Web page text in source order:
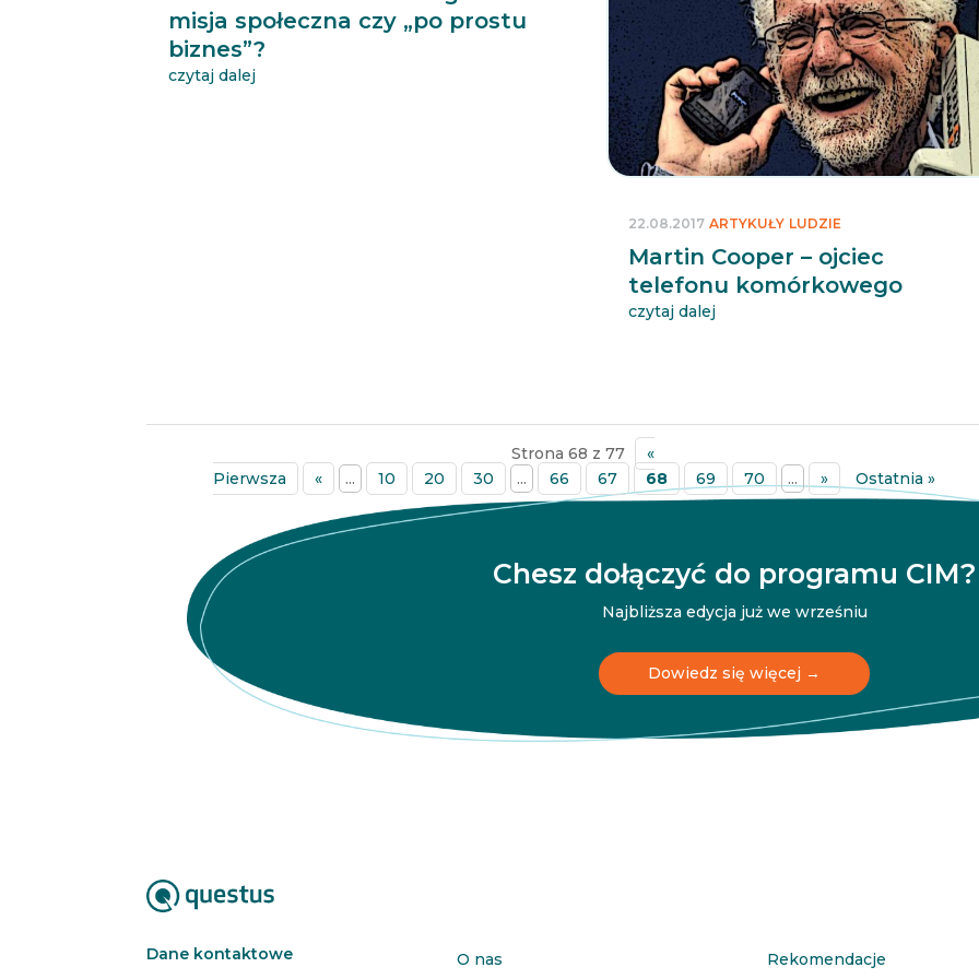
misja społeczna czy „po prostu
biznes”?
czytaj dalej
Martin Cooper – ojciec
telefonu komórkowego
22.08.2017 ARTYKUŁY LUDZIE
czytaj dalej
Strona 68 z 77
«
Pierwsza
« ... 10 20 30 ... 66 67 68 69 70 ... » Ostatnia »
Chesz dołączyć do programu CIM?
Najbliższa edycja już we wrześniu
Dowiedz się więcej →
Dane kontaktowe O nas Rekomendacje